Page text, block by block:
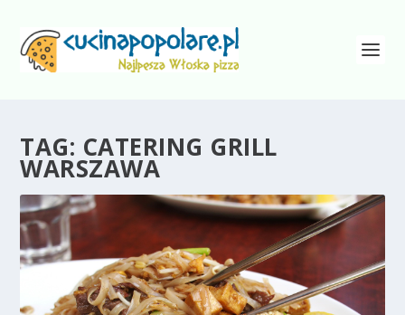
TAG: CATERING GRILL
WARSZAWA